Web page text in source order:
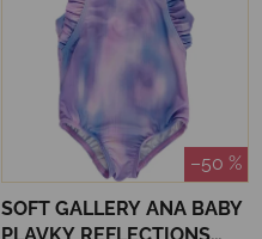
–50 %
SOFT GALLERY ANA BABY